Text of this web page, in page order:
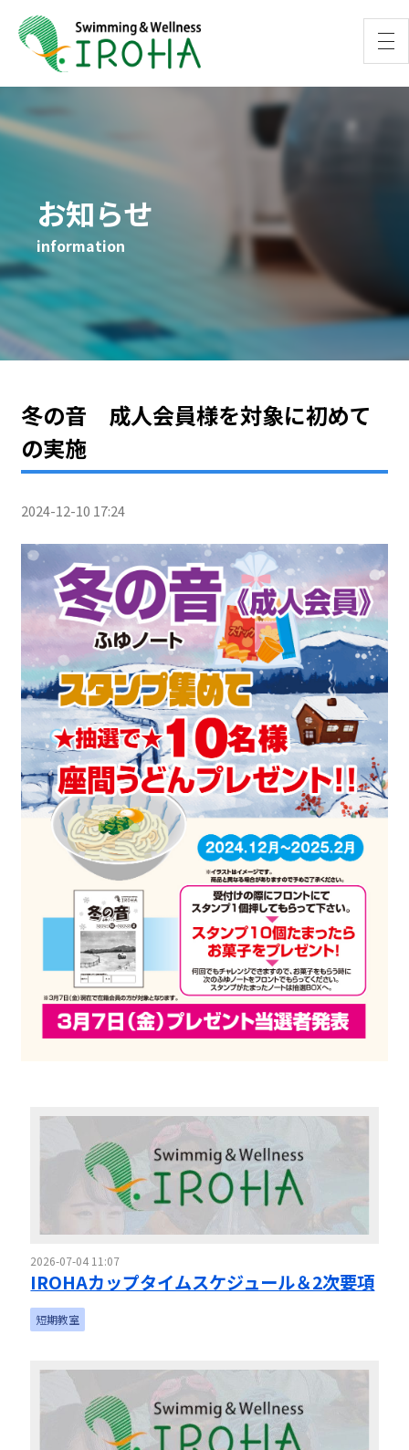
お知らせ
information
冬の音 成人会員様を対象に初めて
の実施
2024-12-10 17:24
2026-07-04 11:07
IROHAカップタイムスケジュール＆2次要項
短期教室